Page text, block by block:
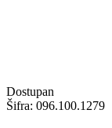
Dostupan
Šifra: 096.100.1279